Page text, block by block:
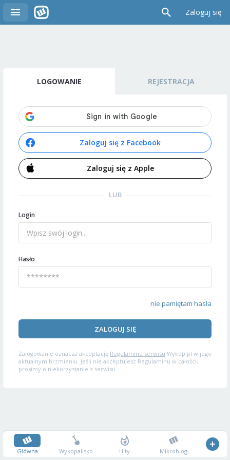
Zaloguj się
LOGOWANIE REJESTRACJA
Zaloguj się z Facebook
Zaloguj się z Apple
LUB
Login
Hasło
nie pamiętam hasła
ZALOGUJ SIĘ
Zalogowanie oznacza akceptację Regulaminu serwisu Wykop.pl w jego
aktualnym brzmieniu. Jeśli nie akceptujesz Regulaminu w całości,
prosimy o niekorzystanie z serwisu.
Główna Wykopalisko Hity Mikroblog